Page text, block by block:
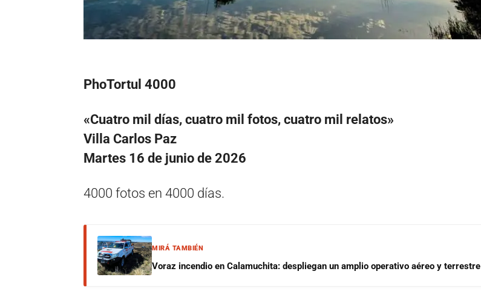
PhoTortul 4000
«Cuatro mil días, cuatro mil fotos, cuatro mil relatos»
Villa Carlos Paz
Martes 16 de junio de 2026
4000 fotos en 4000 días.
MIRÁ TAMBIÉN
Voraz incendio en Calamuchita: despliegan un amplio operativo aéreo y terrestre